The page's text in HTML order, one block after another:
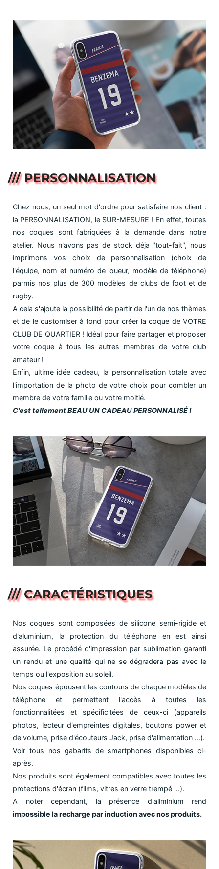
/// PERSONNALISATION
Chez nous, un seul mot d'ordre pour satisfaire nos client :
la PERSONNALISATION, le SUR-MESURE ! En effet, toutes
nos coques sont fabriquées à la demande dans notre
atelier. Nous n'avons pas de stock déja "tout-fait", nous
imprimons vos choix de personnalisation (choix de
l'équipe, nom et numéro de joueur, modèle de téléphone)
parmis nos plus de 300 modèles de clubs de foot et de
rugby.
A cela s'ajoute la possibilité de partir de l'un de nos thèmes
et de le customiser à fond pour créer la coque de VOTRE
CLUB DE QUARTIER ! Idéal pour faire partager et proposer
votre coque à tous les autres membres de votre club
amateur !
Enfin, ultime idée cadeau, la personnalisation totale avec
l'importation de la photo de votre choix pour combler un
membre de votre famille ou votre moitié.
C'est tellement BEAU UN CADEAU PERSONNALISÉ !
/// CARACTÉRISTIQUES
Nos coques sont composées de silicone semi-rigide et
d'aluminium, la protection du téléphone en est ainsi
assurée. Le procédé d'impression par sublimation garanti
un rendu et une qualité qui ne se dégradera pas avec le
temps ou l'exposition au soleil.
Nos coques épousent les contours de chaque modèles de
téléphone et permettent l'accès à toutes les
fonctionnalitées et spécificitées de ceux-ci (appareils
photos, lecteur d'empreintes digitales, boutons power et
de volume, prise d'écouteurs Jack, prise d'alimentation ...).
Voir tous nos gabarits de smartphones disponibles ci-
après.
Nos produits sont également compatibles avec toutes les
protections d'écran (films, vitres en verre trempé ...).
A noter cependant, la présence d'aliminium rend
impossible la recharge par induction avec nos produits.